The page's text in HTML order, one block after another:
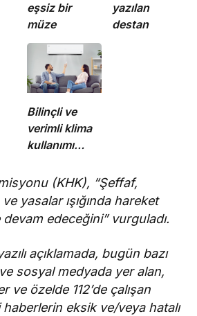
eşsiz bir
müze
yazılan
destan
Bilinçli ve
verimli klima
kullanımı
tüketimini
azaltıyor
(KHK), “Şeffaf,
yasalar ışığında hareket
edeceğini” vurguladı.
açıklamada, bugün bazı
sosyal medyada yer alan,
ve özelde 112’de çalışan
eksik ve/veya hatalı